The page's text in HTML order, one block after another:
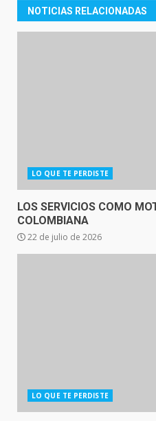
NOTICIAS RELACIONADAS
LO QUE TE PERDISTE
LOS SERVICIOS COMO
COLOMBIANA
22 de julio de 2026
LO QUE TE PERDISTE